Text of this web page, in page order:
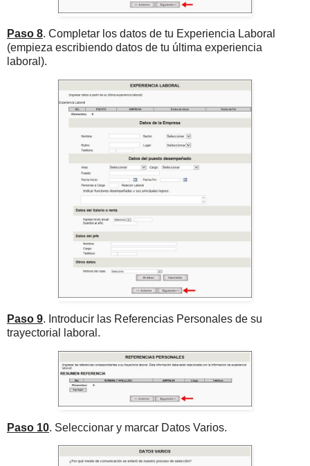
Paso 8. Completar los datos de tu Experiencia Laboral
(empieza escribiendo datos de tu última experiencia
laboral).
Paso 9. Introducir las Referencias Personales de su
trayectorial laboral.
Paso 10. Seleccionar y marcar Datos Varios.